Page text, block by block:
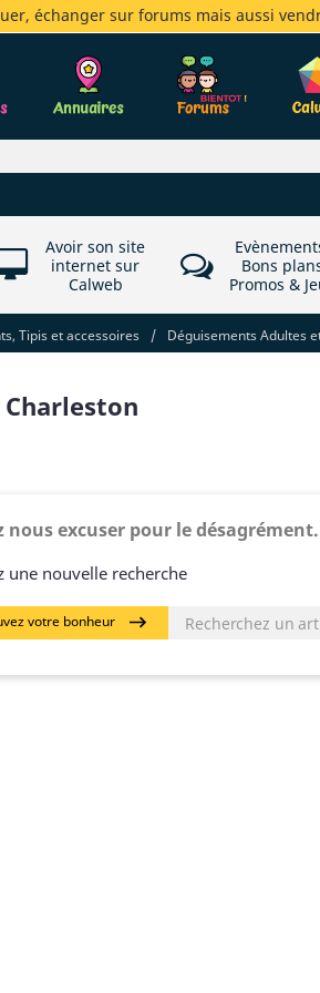
échanger sur forums mais aussi
Avoir son site
internet sur
Calweb
Bons
Promos &
Tipis et accessoires / Déguisements Adultes
Charleston
nous excuser pour le désagrément.
une nouvelle recherche
votre bonheur